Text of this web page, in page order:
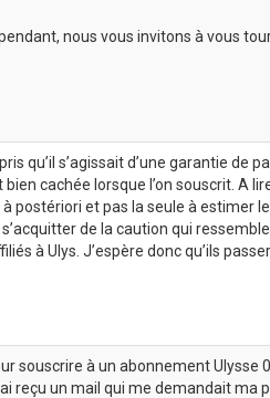
nous vous invitons à vous
qu’il s’agissait d’une garantie de
bien cachée lorsque l’on souscrit. A
postériori et pas la seule à estimer
de la caution qui ressemble
à Ulys. J’espère donc qu’ils
souscrire à un abonnement
reçu un mail qui me demandait